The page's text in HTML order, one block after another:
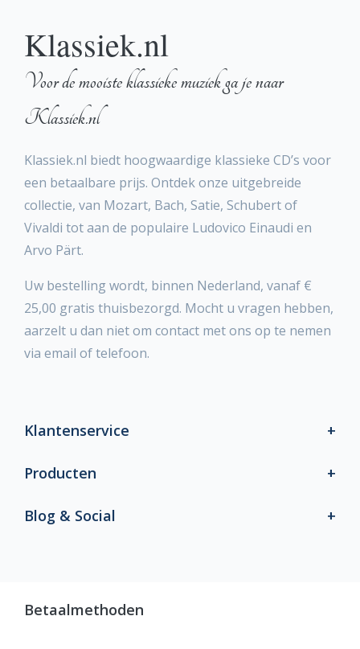
Klassiek.nl
Voor de mooiste klassieke muziek ga je naar
Klassiek.nl
Klassiek.nl biedt hoogwaardige klassieke CD’s voor
een betaalbare prijs. Ontdek onze uitgebreide
collectie, van Mozart, Bach, Satie, Schubert of
Vivaldi tot aan de populaire Ludovico Einaudi en
Arvo Pärt.
Uw bestelling wordt, binnen Nederland, vanaf €
25,00 gratis thuisbezorgd. Mocht u vragen hebben,
aarzelt u dan niet om contact met ons op te nemen
via email of telefoon.
Klantenservice
Producten
Blog & Social
Betaalmethoden